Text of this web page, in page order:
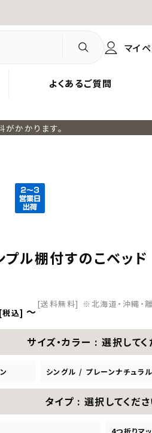
マイ
かかります。
プル棚付すのこベッド
税込 〜
[送料無料] ※北海道・沖縄・
サイズ・カラー 選択してく
シングル / プレーンナチュラル
タイプ 選択してくだ
4つ折りマ